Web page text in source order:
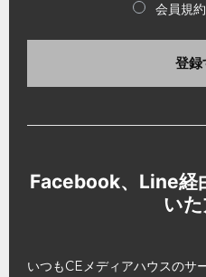
会員規
登録
Facebook、Line経
い
いつもCEメディアハウスのサ